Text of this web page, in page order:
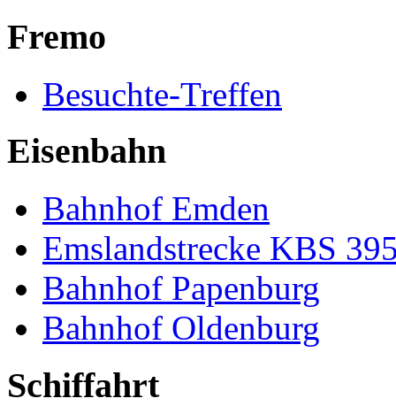
Fremo
Besuchte-Treffen
Eisenbahn
Bahnhof Emden
Emslandstrecke KBS
Bahnhof Papenburg
Bahnhof Oldenburg
Schiffahrt